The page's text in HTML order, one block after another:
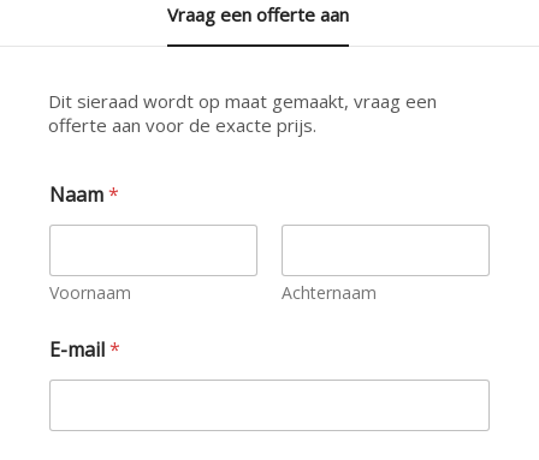
Vraag een offerte aan
Dit sieraad wordt op maat gemaakt, vraag een
offerte aan voor de exacte prijs.
Naam*
Voornaam Achternaam
E-mail*